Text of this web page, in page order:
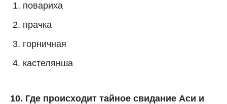
повариха
прачка
горничная
кастелянша
10. Где происходит тайное свидание Аси и